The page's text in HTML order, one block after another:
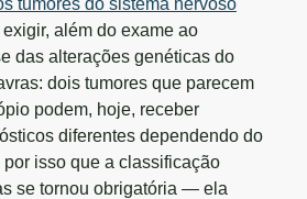
tumores do sistema nervoso
além do exame ao
das alterações genéticas do
dois tumores que parecem
podem, hoje, receber
diferentes dependendo do
isso que a classificação
se tornou obrigatória — ela